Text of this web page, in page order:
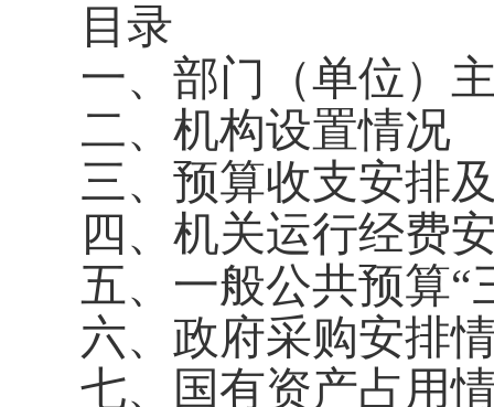
目录
一、部门（单位）
二、 机构设置情况
三、预算收支安排
四、机关运行经费
五、一般公共预算“
六、 政府采购安排
七、
国有资产占用